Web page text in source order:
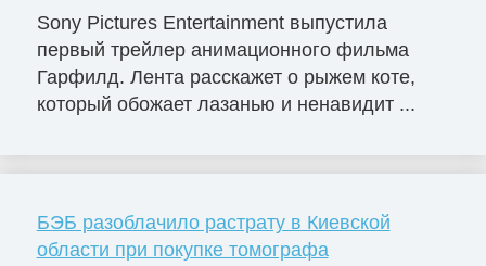
Sony Pictures Entertainment выпустила
первый трейлер анимационного фильма
Гарфилд. Лента расскажет о рыжем коте,
который обожает лазанью и ненавидит ...
БЭБ разоблачило растрату в Киевской
области при покупке томографа